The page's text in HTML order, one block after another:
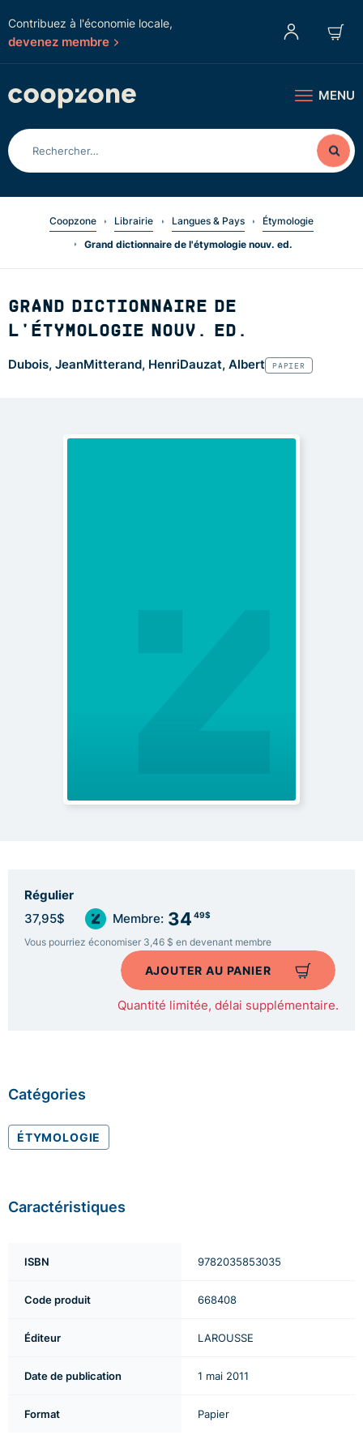
Contribuez à l'économie locale,
devenez membre
MENU
Coopzone Librairie Langues & Pays
Étymologie
Grand dictionnaire de l'étymologie nouv. ed.
GRAND DICTIONNAIRE DE
L'ÉTYMOLOGIE NOUV. ED.
Dubois, JeanMitterand, HenriDauzat, Albert PAPIER
Régulier
37,95$ Membre: 34 49$
Vous pourriez économiser 3,46 $ en devenant membre
AJOUTER AU PANIER
Quantité limitée, délai supplémentaire.
Catégories
ÉTYMOLOGIE
Caractéristiques
ISBN 9782035853035
Code produit 668408
Éditeur LAROUSSE
Date de publication 1 mai 2011
Format Papier